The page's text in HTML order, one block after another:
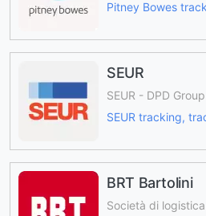
Pitney Bowes
SEUR
SEUR - DPD Group
SEUR tracking,
BRT Bartolini
Società di logistica